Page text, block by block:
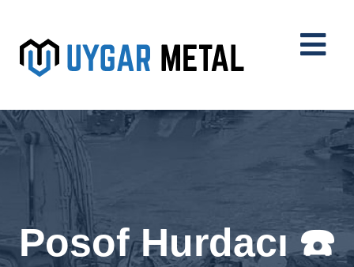
Posof Hurdacı ☎️